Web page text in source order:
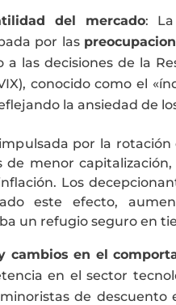
del mercado: La
por las
las decisiones de la
conocido como el
la ansiedad de
por la
de menor
Los
este efecto,
un refugio seguro en
cambios en el
en el sector
de